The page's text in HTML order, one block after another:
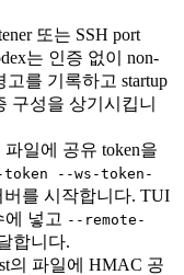
또는 SSH port
는 인증 없이 non-
고를 기록하고 startup
구성을 상기시킵니
파일에 공유 token을
--ws-token-
버를 시작합니다. TUI
에 넣고 --remote-
합니다.
의 파일에 HMAC 공